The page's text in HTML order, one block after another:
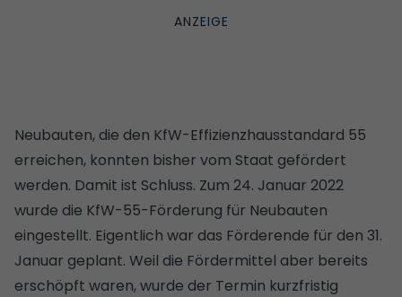
Neubauten, die den KfW-Effizienzhausstandard 55
erreichen, konnten bisher vom Staat gefördert
werden. Damit ist Schluss. Zum 24. Januar 2022
wurde die KfW-55-Förderung für Neubauten
eingestellt. Eigentlich war das Förderende für den 31.
Januar geplant. Weil die Fördermittel aber bereits
erschöpft waren, wurde der Termin kurzfristig